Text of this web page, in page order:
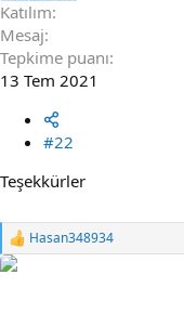
Katılım
Mesaj
Tepkime puanı
13 Tem 2021
#22
Teşekkürler
R
e
Hasan348934